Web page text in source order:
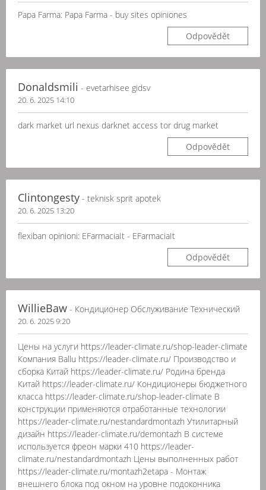
Papa Farma: Papa Farma - buy sites opiniones
Odpovědět
Donaldsmili - evetarhisee gidsv
20. 6. 2025 14:10
dark market url nexus darknet access tor drug market
Odpovědět
Clintongesty - teknisk sprit apotek
20. 6. 2025 13:20
flexiban opinioni: EFarmaciaIt - EFarmaciaIt
Odpovědět
WillieBaw - Кондиционер Обслуживание Технический
20. 6. 2025 9:20
Цены на услуги https://leader-climate.ru/shop-leader-climate
Компания Ballu https://leader-climate.ru/ Производство и
сборка Китай https://leader-climate.ru/ Родина бренда
Китай https://leader-climate.ru/ Кондиционеры бюджетного
класса https://leader-climate.ru/shop-leader-climate В
конструкции применяются отработанные технологии
https://leader-climate.ru/nestandardmontazh Утилитарный
дизайн https://leader-climate.ru/demontazh В системе
используется фреон марки 410 https://leader-
climate.ru/nestandardmontazh Цены выполненных работ
https://leader-climate.ru/montazh2etapa - Монтаж
внешнего блока под окном на уровне подоконника